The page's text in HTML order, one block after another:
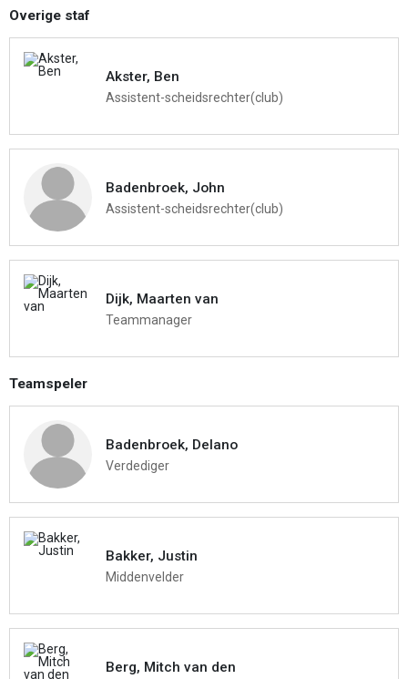
Overige staf
Akster, Ben
Assistent-scheidsrechter(club)
Badenbroek, John
Assistent-scheidsrechter(club)
Dijk, Maarten van
Teammanager
Teamspeler
Badenbroek, Delano
Verdediger
Bakker, Justin
Middenvelder
Berg, Mitch van den